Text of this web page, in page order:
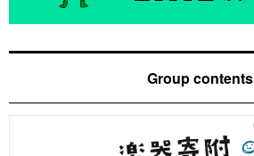
Group contents